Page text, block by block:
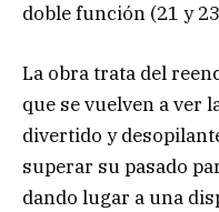
doble función (21 y
La obra trata del
que se vuelven a ver
divertido y
superar su pasado
dando lugar a una